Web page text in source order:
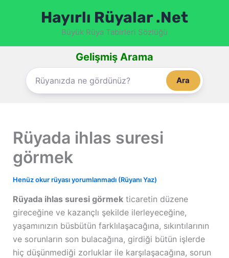
Hayırlı Rüyalar .Net
Büyük Rüya Tabirleri Sözlüğü
Gelişmiş Arama
Ara
Rüyada ihlas suresi
görmek
Henüz okur rüyası yorumlanmadı (Rüyanı Yaz)
Rüyada ihlas suresi görmekticaretin düzene
gireceğine ve kazançlı şekilde ilerleyeceğine,
yaşamınızın büsbütün farklılaşacağına, sıkıntılarının
ve sorunların son bulacağına, girdiği bütün işlerde
hiç düşünmediği zorluklar ile karşılaşacağına, sorun